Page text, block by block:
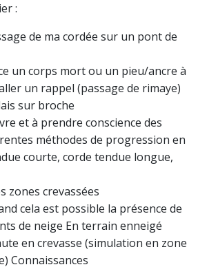
:
de ma cordée sur un pont de
un corps mort ou un pieu/ancre à
un rappel (passage de rimaye)
sur broche
et à prendre conscience des
méthodes de progression en
courte, corde tendue longue,
zones crevassées
cela est possible la présence de
de neige En terrain enneigé
en crevasse (simulation en zone
Connaissances